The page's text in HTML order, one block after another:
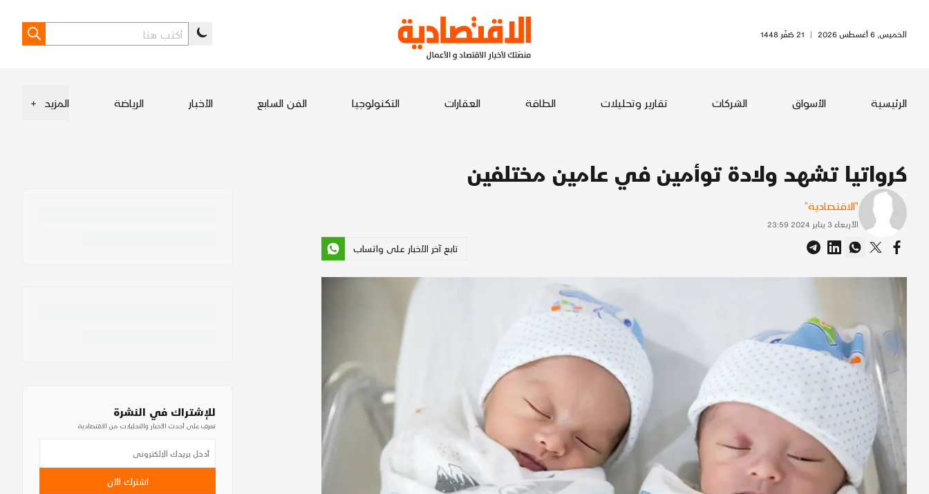
الخميس, 6 أغسطس 2026 | 21 صَفَر 1448
الرئيسية الأسواق الشركات تقارير وتحليلات الطاقة العقارات التكنولوجيا الفن السابع الأخبار الرياضة المزيد +
كرواتيا تشهد ولادة توأمين في عامين مختلفين
"الاقتصادية"
الأربعاء 3 يناير 2024 23:59
تابع آخر الأخبار على واتساب
للإشتراك في النشرة
تعرف على أحدث الأخبار والتحليلات من الاقتصادية
اشترك الآن